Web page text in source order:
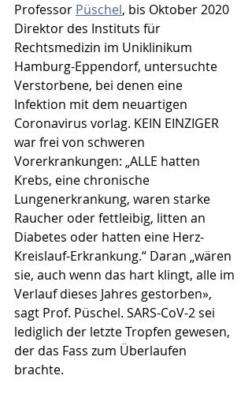
Professor Püschel, bis Oktober 2020
Direktor des Instituts für
Rechtsmedizin im Uniklinikum
Hamburg-Eppendorf, untersuchte
Verstorbene, bei denen eine
Infektion mit dem neuartigen
Coronavirus vorlag. KEIN EINZIGER
war frei von schweren
Vorerkrankungen: „ALLE hatten
Krebs, eine chronische
Lungenerkrankung, waren starke
Raucher oder fettleibig, litten an
Diabetes oder hatten eine Herz-
Kreislauf-Erkrankung.“ Daran „wären
sie, auch wenn das hart klingt, alle im
Verlauf dieses Jahres gestorben»,
sagt Prof. Püschel. SARS-CoV-2 sei
lediglich der letzte Tropfen gewesen,
der das Fass zum Überlaufen
brachte.